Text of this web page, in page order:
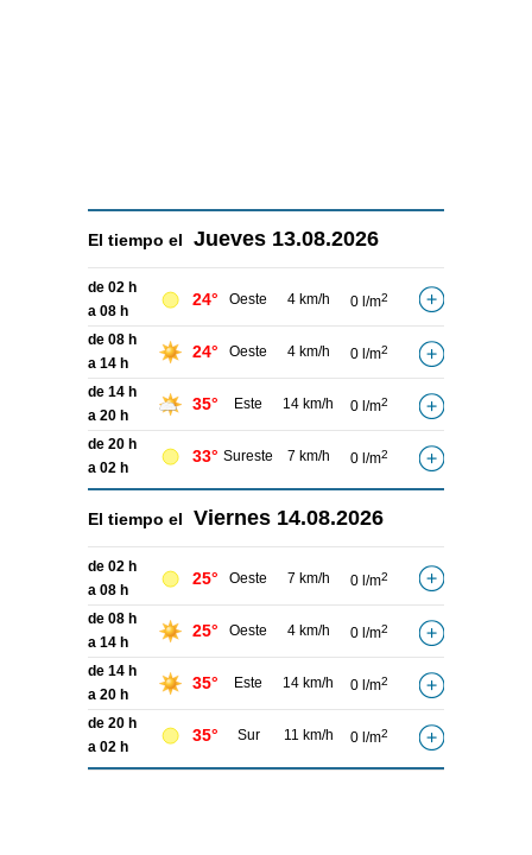
El tiempo el Jueves 13.08.2026
de 02 h
a 08 h
24° Oeste 4 km/h 0 l/m2
de 08 h
a 14 h
24° Oeste 4 km/h 0 l/m2
de 14 h
a 20 h
35° Este 14 km/h 0 l/m2
de 20 h
a 02 h
33° Sureste 7 km/h 0 l/m2
El tiempo el Viernes 14.08.2026
de 02 h
a 08 h
25° Oeste 7 km/h 0 l/m2
de 08 h
a 14 h
25° Oeste 4 km/h 0 l/m2
de 14 h
a 20 h
35° Este 14 km/h 0 l/m2
de 20 h
a 02 h
35° Sur 11 km/h 0 l/m2